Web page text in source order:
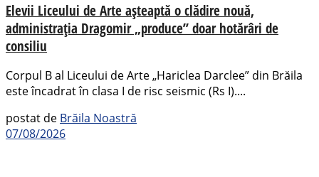
Elevii Liceului de Arte așteaptă o clădire nouă,
administrația Dragomir „produce” doar hotărâri de
consiliu
Corpul B al Liceului de Arte „Hariclea Darclee” din Brăila
este încadrat în clasa I de risc seismic (Rs I)....
postat de Brăila Noastră
07/08/2026